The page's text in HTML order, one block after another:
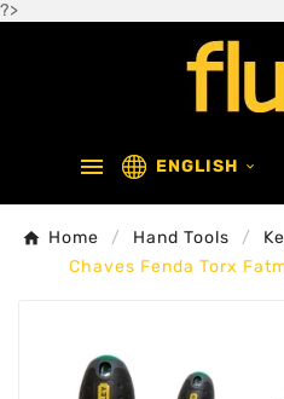
?>
 ENGLISH 
Home Hand Tools
Chaves Fenda Torx